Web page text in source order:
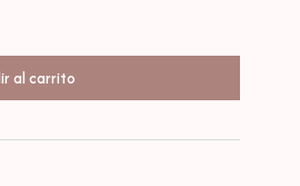
al carrito